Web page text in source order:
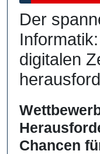
Der
digitalen
Chancen